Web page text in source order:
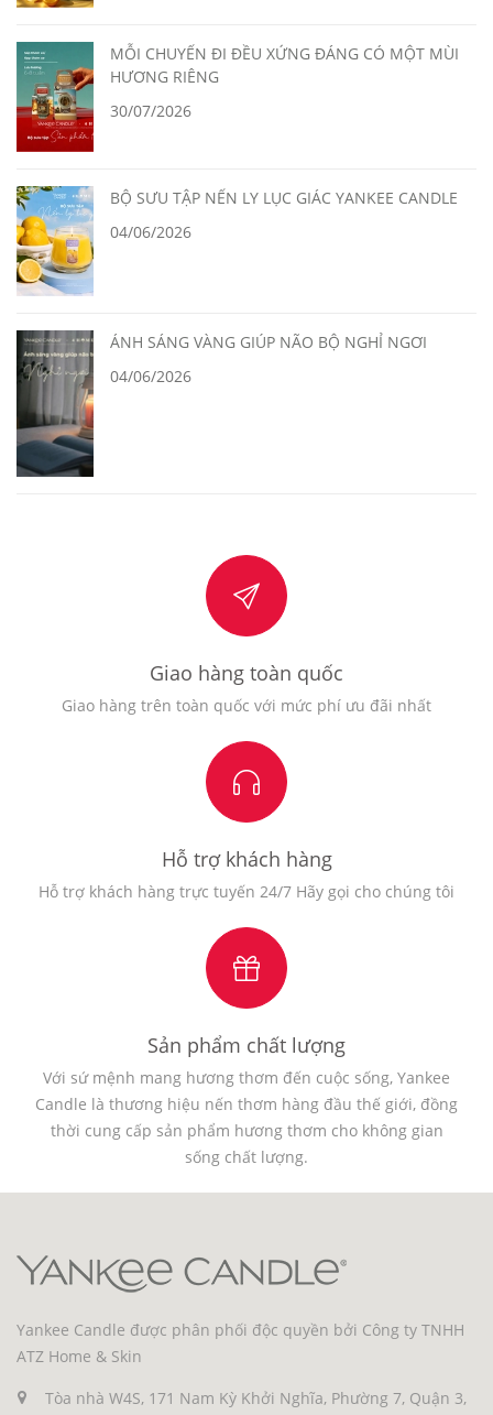
MỖI CHUYẾN ĐI ĐỀU XỨNG ĐÁNG CÓ MỘT MÙI
HƯƠNG RIÊNG
30/07/2026
BỘ SƯU TẬP NẾN LY LỤC GIÁC YANKEE CANDLE
04/06/2026
ÁNH SÁNG VÀNG GIÚP NÃO BỘ NGHỈ NGƠI
04/06/2026
Giao hàng toàn quốc
Giao hàng trên toàn quốc với mức phí ưu đãi nhất
Hỗ trợ khách hàng
Hỗ trợ khách hàng trực tuyến 24/7 Hãy gọi cho chúng tôi
Sản phẩm chất lượng
Với sứ mệnh mang hương thơm đến cuộc sống, Yankee
Candle là thương hiệu nến thơm hàng đầu thế giới, đồng
thời cung cấp sản phẩm hương thơm cho không gian
sống chất lượng.
Yankee Candle được phân phối độc quyền bởi Công ty TNHH
ATZ Home & Skin
Tòa nhà W4S, 171 Nam Kỳ Khởi Nghĩa, Phường 7, Quận 3,